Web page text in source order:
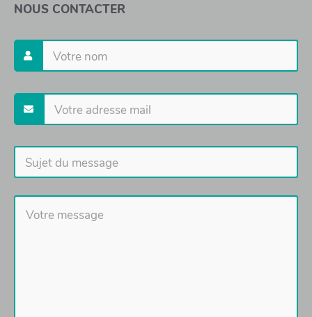
NOUS CONTACTER